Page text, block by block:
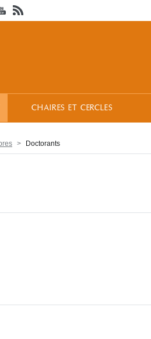
CHAIRES ET CERCLES
Doctorants